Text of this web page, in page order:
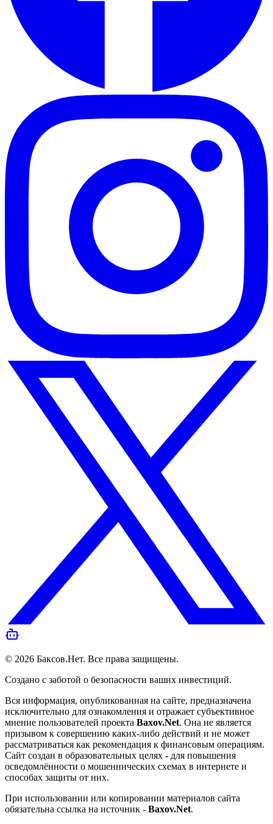
© 2026 Баксов.Нет. Все права защищены.
Создано с заботой о безопасности ваших инвестиций.
Вся информация, опубликованная на сайте, предназначена
исключительно для ознакомления и отражает субъективное
мнение пользователей проекта Baxov.Net. Она не является
призывом к совершению каких-либо действий и не может
рассматриваться как рекомендация к финансовым операциям.
Сайт создан в образовательных целях - для повышения
осведомлённости о мошеннических схемах в интернете и
способах защиты от них.
При использовании или копировании материалов сайта
обязательна ссылка на источник - Baxov.Net.